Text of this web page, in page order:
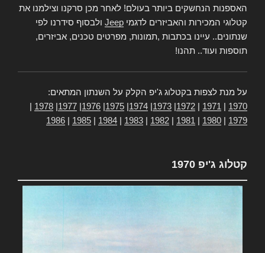
האספנות הנחשקים ביותר בעולם! לאחר מכן סרקנו וצילמנו את
קטלוגי המכירות והאביזרים לדגמי Jeep ולבסוף סידרנו לפי
שנתונים.. עיינו בכתבות ,תמונות, מפרטים טכנים, אביזרים,
תוספות ועוד.. תהנו!
על מנת לצפות בקטלוג ג'יפ הקלק על השנתון המתאים:
1970
1971
1972
1973
1974
1975
1976
1977
1978
1979
1980
1981
1982
1983
1984
1985
1986
קטלוג ג'יפ 1970